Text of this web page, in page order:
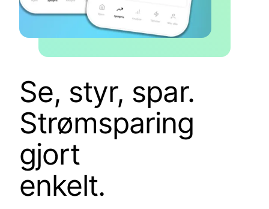
Se, styr, spar.
Strømsparing
gjort
enkelt.